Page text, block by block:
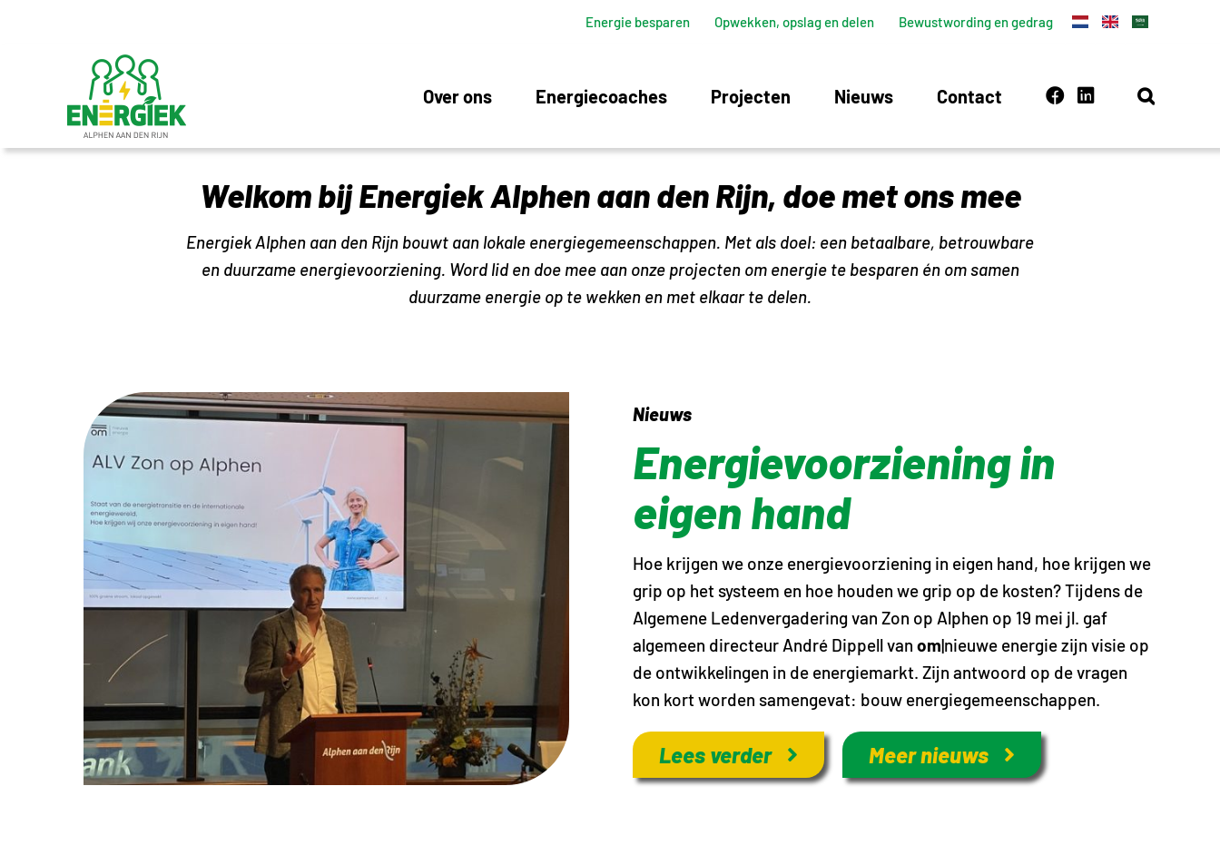
Energie besparen Opwekken, opslag en delen Bewustwording en gedrag
Over ons Energiecoaches Projecten Nieuws Contact
Welkom bij Energiek Alphen aan den Rijn, doe met ons mee
Energiek Alphen aan den Rijn bouwt aan lokale energiegemeenschappen. Met als doel: een betaalbare, betrouwbare
en duurzame energievoorziening. Word lid en doe mee aan onze projecten om energie te besparen én om samen
duurzame energie op te wekken en met elkaar te delen.
Nieuws
Energievoorziening in
eigen hand
Hoe krijgen we onze energievoorziening in eigen hand, hoe krijgen we
grip op het systeem en hoe houden we grip op de kosten? Tijdens de
Algemene Ledenvergadering van Zon op Alphen op 19 mei jl. gaf
algemeen directeur André Dippell van om|nieuwe energie zijn visie op
de ontwikkelingen in de energiemarkt. Zijn antwoord op de vragen
kon kort worden samengevat: bouw energiegemeenschappen.
Lees verder Meer nieuws